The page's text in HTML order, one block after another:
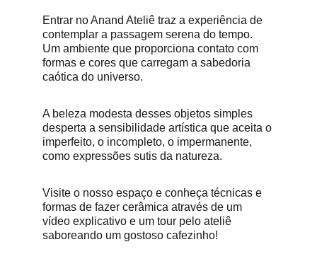
Entrar no Anand Ateliê traz a experiência de
contemplar a passagem serena do tempo.
Um ambiente que proporciona contato com
formas e cores que carregam a sabedoria
caótica do universo.
A beleza modesta desses objetos simples
desperta a sensibilidade artística que aceita o
imperfeito, o incompleto, o impermanente,
como expressões sutis da natureza.
Visite o nosso espaço e conheça técnicas e
formas de fazer cerâmica através de um
vídeo explicativo e um tour pelo ateliê
saboreando um gostoso cafezinho!